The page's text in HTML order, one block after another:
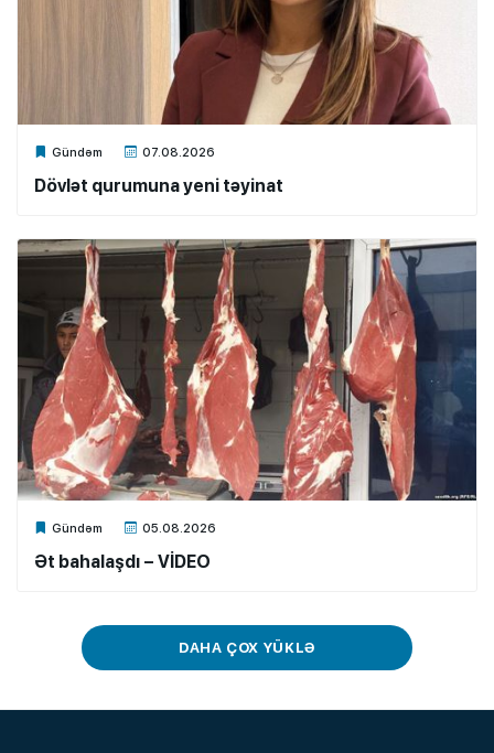
Gündəm 07.08.2026
Xalq.Online
Dövlət qurumuna yeni təyinat
Gündəm 05.08.2026
Xalq.Online
Ət bahalaşdı – VİDEO
DAHA ÇOX YÜKLƏ